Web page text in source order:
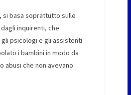
si basa soprattutto sulle
inquirenti, che
psicologi e gli assistenti
i bambini in modo da
abusi che non avevano